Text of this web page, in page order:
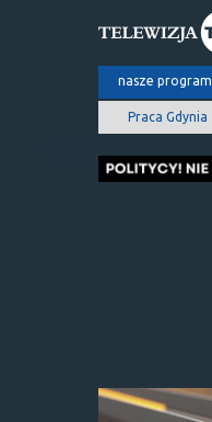
nasze
Praca Gdynia